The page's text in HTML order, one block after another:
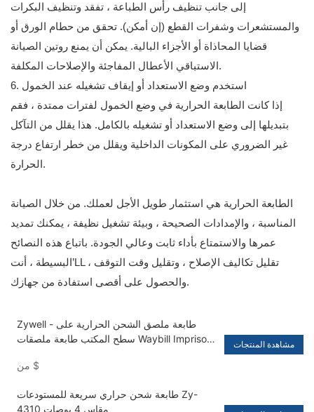
إلى جانب تنظيف رأس الطباعة ، تفقد وتنظيف البكرات
والمستشعرات وشفرات القطع (إن أمكن). تحقق من حطام الورق أو
قضايا المحاذاة أو الأجزاء البالية. يمكن أن يمنع روتين الصيانة
الاستباقي الأعطال المفاجئة والإصلاحات المكلفة.
6. استخدم وضع الاستعداد أو إيقاف تشغيله عند الخمول
إذا كانت الطابعة الحرارية في وضع الخمول لفترات ممتدة ، فقم
بتبديلها إلى وضع الاستعداد أو تشغيله بالكامل. هذا يقلل من التآكل
غير الضروري على المكونات الداخلية ويقلل من خطر ارتفاع درجة
الحرارة.
الطابعة الحرارية هي استثمار طويل الأجل لعملك. من خلال الصيانة
المناسبة ، والإمدادات الصحيحة ، وبيئة تشغيل نظيفة ، يمكنك تمديد
عمرها والاستمتاع بأداء ثابت وعالي الجودة. باتباع هذه النصائح
البسيطة ، أنت’LL تقليل تكاليف الإصلاح ، وتقليل وقت التوقف ،
والحصول على أقصى استفادة من جهازك.
Zywell - طابعة ملصق الشحن الحرارية على
سطح المكتب طابعة ملصقات Waybill Imprisora
$
مشاهدة المنتجات
طابعة شحن حراري سريعة للمستودعات Zy-
4310 مقاس 4 بوصات